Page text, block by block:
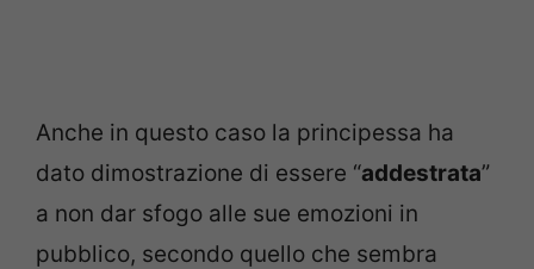
Anche in questo caso la principessa ha
dato dimostrazione di essere “addestrata”
a non dar sfogo alle sue emozioni in
pubblico, secondo quello che sembra